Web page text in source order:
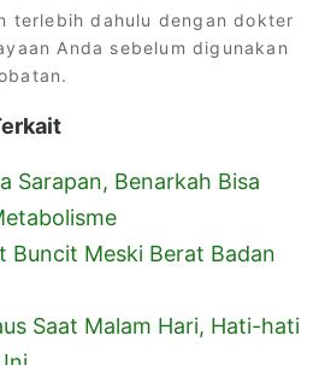
terlebih dahulu dengan dokter
Anda sebelum digunakan
Sarapan, Benarkah Bisa
Buncit Meski Berat Badan
Saat Malam Hari, Hati-hati